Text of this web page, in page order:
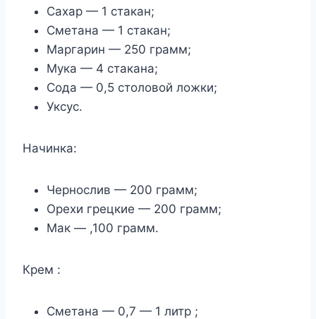
Сахар — 1 стакан;
Сметана — 1 стакан;
Маргарин — 250 грамм;
Мука — 4 стакана;
Сода — 0,5 столовой ложки;
Уксус.
Начинка:
Чернослив — 200 грамм;
Орехи грецкие — 200 грамм;
Мак — ,100 грамм.
Крем :
Сметана — 0,7 — 1 литр ;